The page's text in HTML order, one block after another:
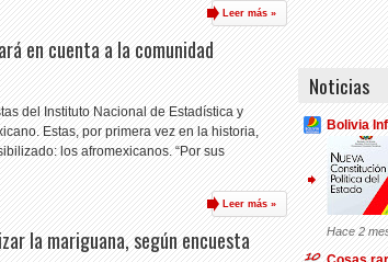
Leer más »
en cuenta a la comunidad
del Instituto Nacional de Estadística y
Estas, por primera vez en la historia,
los afromexicanos. “Por sus
Leer más »
la mariguana, según encuesta
Noticias
Bolivia
Hace 2